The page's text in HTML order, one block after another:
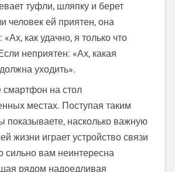
туфли, шляпку и берет
человек ей приятен, она
«Ах, как удачно, я только что
неприятен: «Ах, какая
уходить».
смартфон на стол
местах. Поступая таким
показываете, насколько важную
жизни играет устройство связи
сильно вам неинтересна
рядом надоедливая